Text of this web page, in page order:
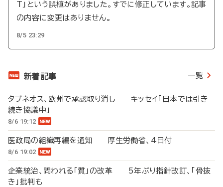
T」という誤植がありました。すでに修正しています。記事
の内容に変更はありません。
8/5 23:29
新着記事 一覧
タブネオス、欧州で承認取り消し キッセイ「日本では引き
続き協議中」
8/6 19:12
医政局の組織再編を通知 厚生労働省、4日付
8/6 19:02
企業統治、問われる「質」の改革 5年ぶり指針改訂、「骨抜
き」批判も